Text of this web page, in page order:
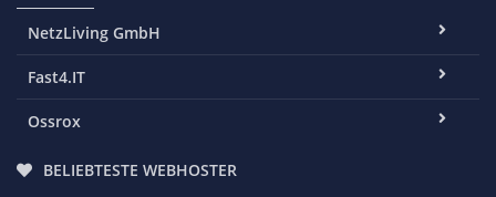
NetzLiving GmbH
Fast4.IT
Ossrox
BELIEBTESTE WEBHOSTER